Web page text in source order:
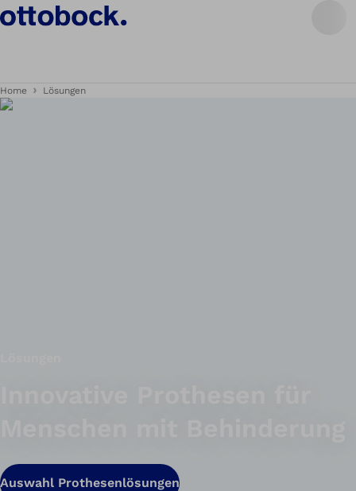
Home Lösungen
Auswahl Prothesenlösungen